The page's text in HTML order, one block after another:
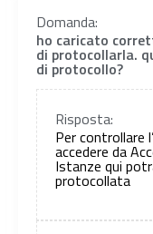
Domanda:
ho caricato
di protocollarla.
di protocollo?
Risposta:
Per controllare
accedere da
Istanze qui
protocollata